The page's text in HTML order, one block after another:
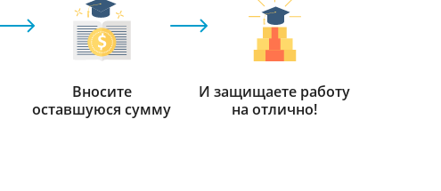
Вносите
оставшуюся сумму
И защищаете работу
на отлично!